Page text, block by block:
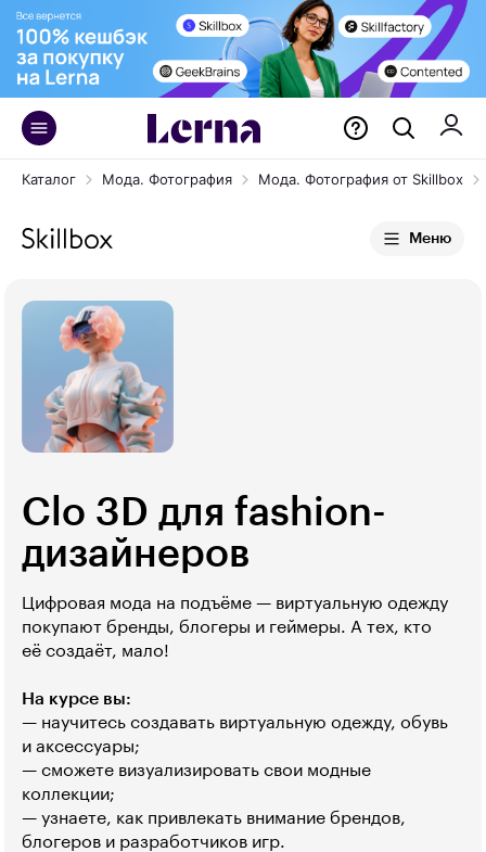
Каталог Мода. Фотография Мода. Фотография от Skillbox
Меню
Clo 3D для fashion-
дизайнеров
Цифровая мода на подъёме — виртуальную одежду
покупают бренды, блогеры и геймеры. А тех, кто
её создаёт, мало!
На курсе вы:
— научитесь создавать виртуальную одежду, обувь
и аксессуары;
— сможете визуализировать свои модные
коллекции;
— узнаете, как привлекать внимание брендов,
блогеров и разработчиков игр.